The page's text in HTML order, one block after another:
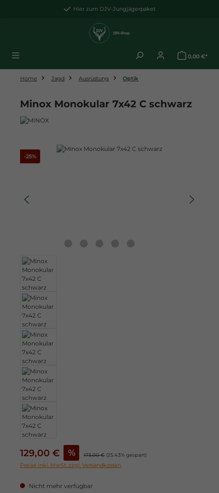
Zum Hauptinhalt springenHier zum DJV-Jungjägerpaket
0,00 €*
Home Jagd Ausrüstung Optik
Minox Monokular 7x42 C schwarz
Bildergalerie überspringen
-25%Rabatt
Verkaufspreis:
129,00 € % Regulärer Preis:
173,00 € (25.43% gespart)
Preise inkl. MwSt. zzgl. Versandkosten
Nicht mehr verfügbar